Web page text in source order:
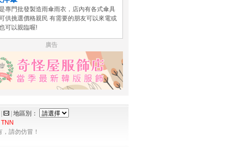
專門批發製造雨傘雨衣，店內有各式傘具
供挑選價格親民 有需要的朋友可以來電或
可以親臨喔!
廣告
地區別：
TNN
請勿仿冒！